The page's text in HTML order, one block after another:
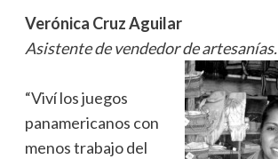
Verónica Cruz Aguilar
Asistente de vendedor de artesanías.
“Viví los juegos
panamericanos con
menos trabajo del